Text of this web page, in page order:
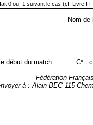
0 ou -1 suivant le cas (cf. Livre
Nom
début du match C* :
Fédération
à : Alain BEC 115